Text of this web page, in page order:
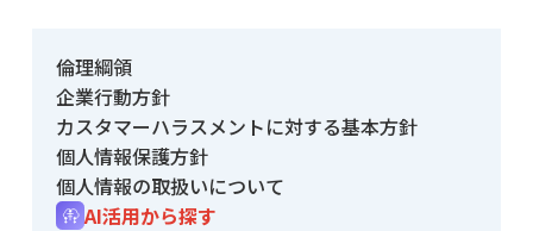
倫理綱領
企業行動方針
カスタマーハラスメントに対する基本方針
個人情報保護方針
個人情報の取扱いについて
AI活用から探す